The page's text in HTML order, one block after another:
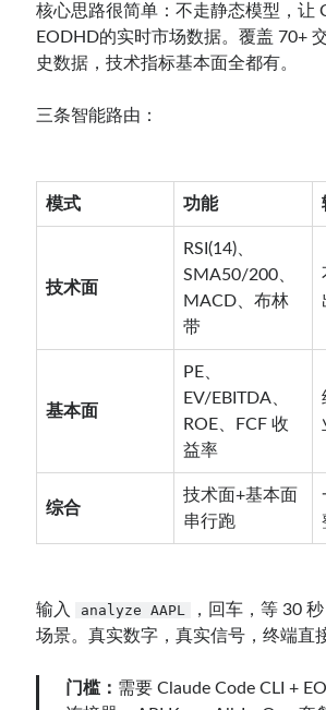
核心思路很简单：不走静态模型，让
EODHD的实时市场数据。覆盖 70+
史数据，技术指标基本面全都有。
三条智能路由：
模式 功能
技术面
RSI(14)、
SMA50/200、
MACD、布林
带
基本面
PE、
EV/EBITDA、
ROE、FCF 收
益率
综合
技术面+基本面
串行跑
输入 analyze AAPL
，回车，等 30
场景。真实数字，真实信号，终端直
门槛： 需要 Claude Code CLI +